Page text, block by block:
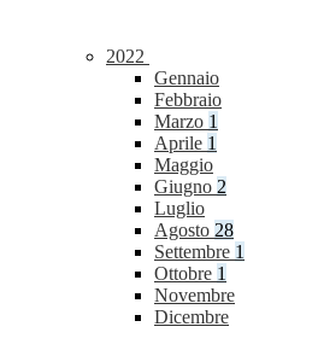
2022
Gennaio
Febbraio
Marzo 1
Aprile 1
Maggio
Giugno 2
Luglio
Agosto 28
Settembre 1
Ottobre 1
Novembre
Dicembre